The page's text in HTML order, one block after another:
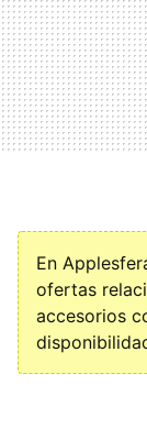
En
ofertas
accesorios